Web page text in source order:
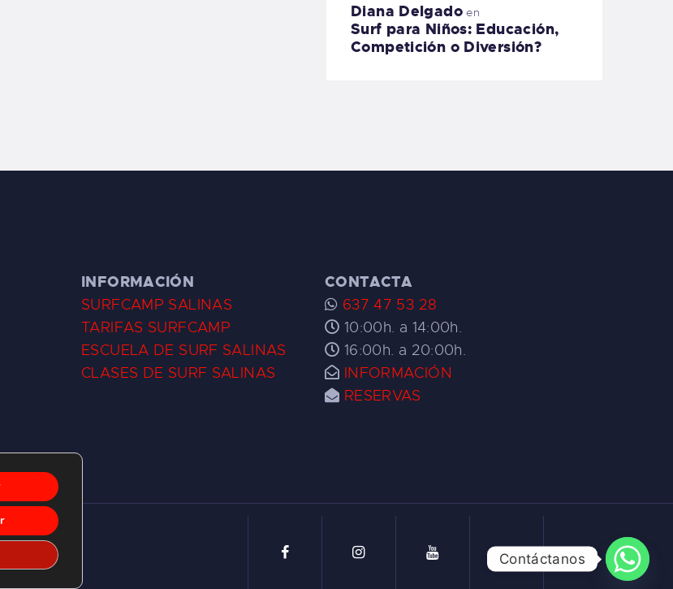
Diana Delgadoen
Surf para Niños: Educación,
Competición o Diversión?
INFORMACIÓN
SURFCAMP SALINAS
TARIFAS SURFCAMP
ESCUELA DE SURF SALINAS
CLASES DE SURF SALINAS
CONTACTA
637 47 53 28
10:00h. a 14:00h.
16:00h. a 20:00h.
INFORMACIÓN
RESERVAS
Contáctanos